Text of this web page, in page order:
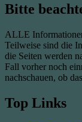
Bitte
ALLE
Teilweise sind die
die Seiten werden
Fall vorher noch
nachschauen, ob
Top Links